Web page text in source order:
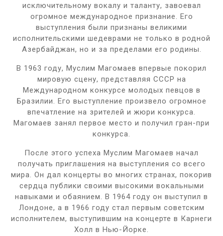
исключительному вокалу и таланту, завоевал
огромное международное признание. Его
выступления были признаны великими
исполнительскими шедеврами не только в родной
Азербайджан, но и за пределами его родины.
В 1963 году, Муслим Магомаев впервые покорил
мировую сцену, представляя СССР на
Международном конкурсе молодых певцов в
Бразилии. Его выступление произвело огромное
впечатление на зрителей и жюри конкурса.
Магомаев занял первое место и получил гран-при
конкурса.
После этого успеха Муслим Магомаев начал
получать приглашения на выступления со всего
мира. Он дал концерты во многих странах, покорив
сердца публики своими высокими вокальными
навыками и обаянием. В 1964 году он выступил в
Лондоне, а в 1966 году стал первым советским
исполнителем, выступившим на концерте в Карнеги
Холл в Нью-Йорке.